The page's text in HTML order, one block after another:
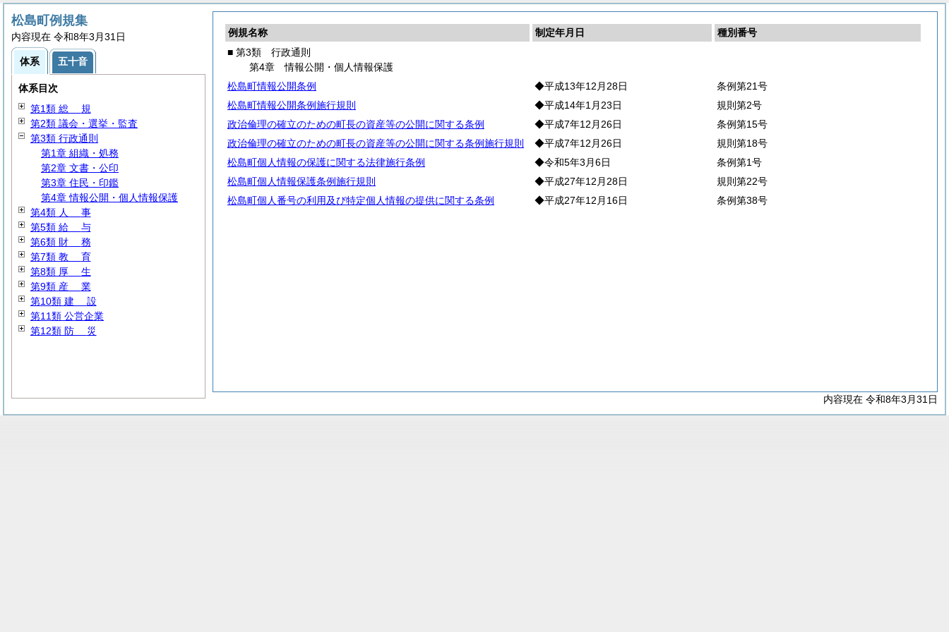
例規名称 制定年月日
種別番号
■ 第3類 行政通則
第4章 情報公開・個人情報保護
松島町情報公開条例
◆平成13年12月28日
条例第21号
松島町情報公開条例施行規則
◆平成14年1月23日
規則第2号
政治倫理の確立のための町長の資産等の公開に関する条例
◆平成7年12月26日
条例第15号
政治倫理の確立のための町長の資産等の公開に関する条例施行規則
◆平成7年12月26日
規則第18号
松島町個人情報の保護に関する法律施行条例
◆令和5年3月6日
条例第1号
松島町個人情報保護条例施行規則
◆平成27年12月28日
規則第22号
松島町個人番号の利用及び特定個人情報の提供に関する条例
◆平成27年12月16日 条例第38号
内容現在 令和8年3月31日
松島町例規集
内容現在 令和8年3月31日
体系 五十音
体系目次
第1類 総 規
第2類 議会・選挙・監査
第3類 行政通則
第1章 組織・処務
第2章 文書・公印
第3章 住民・印鑑
第4章 情報公開・個人情報保護
第4類 人 事
第5類 給 与
第6類 財 務
第7類 教 育
第8類 厚 生
第9類 産 業
第10類 建 設
第11類 公営企業
第12類 防 災